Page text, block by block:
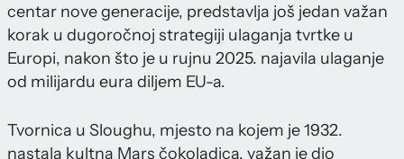
centar nove generacije, predstavlja još jedan važan
korak u dugoročnoj strategiji ulaganja tvrtke u
Europi, nakon što je u rujnu 2025. najavila ulaganje
od milijardu eura diljem EU-a.
Tvornica u Sloughu, mjesto na kojem je 1932.
nastala kultna Mars čokoladica, važan je dio